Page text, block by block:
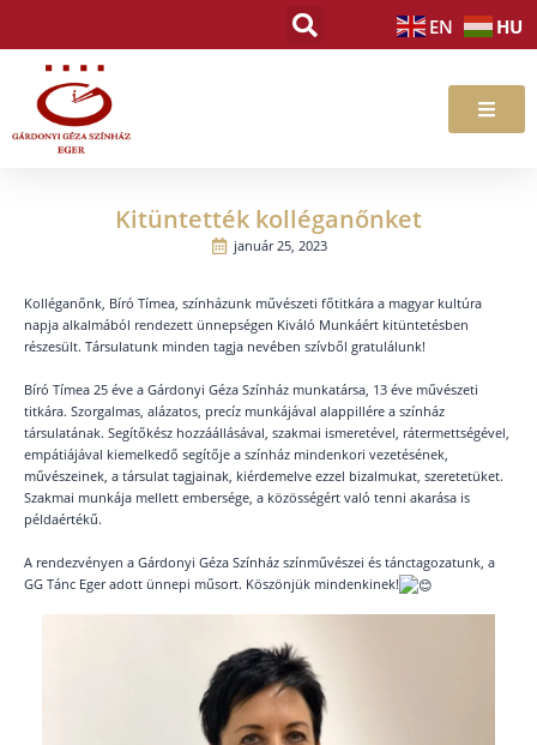
content
EN HU
Kitüntették kolléganőnket
január 25, 2023
Kolléganőnk, Bíró Tímea, színházunk művészeti főtitkára a magyar kultúra
napja alkalmából rendezett ünnepségen Kiváló Munkáért kitüntetésben
részesült. Társulatunk minden tagja nevében szívből gratulálunk!
Bíró Tímea 25 éve a Gárdonyi Géza Színház munkatársa, 13 éve művészeti
titkára. Szorgalmas, alázatos, precíz munkájával alappillére a színház
társulatának. Segítőkész hozzáállásával, szakmai ismeretével, rátermettségével,
empátiájával kiemelkedő segítője a színház mindenkori vezetésének,
művészeinek, a társulat tagjainak, kiérdemelve ezzel bizalmukat, szeretetüket.
Szakmai munkája mellett embersége, a közösségért való tenni akarása is
példaértékű.
A rendezvényen a Gárdonyi Géza Színház színművészei és tánctagozatunk, a
GG Tánc Eger adott ünnepi műsort. Köszönjük mindenkinek!